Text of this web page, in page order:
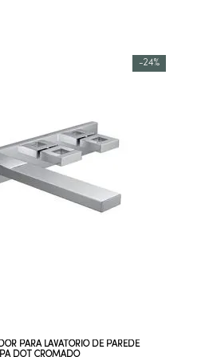
-24%
COMPRAR AGORA
PARA LAVATÓRIO DE PAREDE
DOT CROMADO